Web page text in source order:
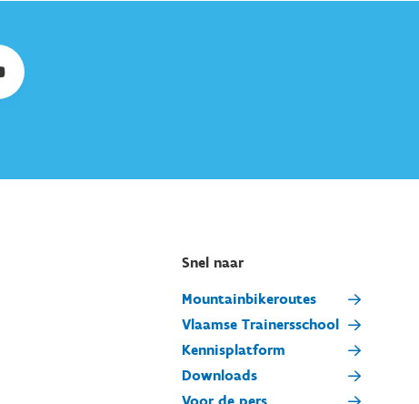
Snel naar
Mountainbikeroutes
Vlaamse Trainersschool
Kennisplatform
Downloads